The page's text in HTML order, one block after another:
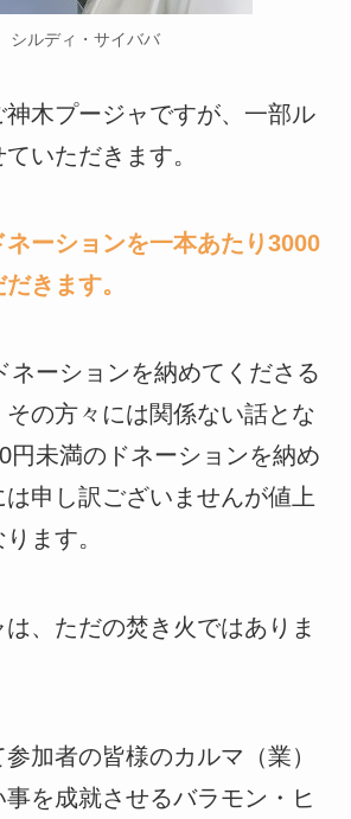
シルディ・サイババ
神木プージャですが、一部ル
いただきます。
ーションを一本あたり3000
きます。
ネーションを納めてくださる
の方々には関係ない話とな
円未満のドネーションを納め
申し訳ございませんが値上
ます。
、ただの焚き火ではありま
加者の皆様のカルマ（業）
を成就させるバラモン・ヒ